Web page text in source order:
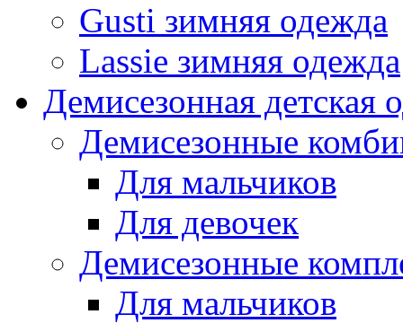
Gusti зимняя одежда
Lassie зимняя одежда
Демисезонная детская
Демисезонные
Для мальчиков
Для девочек
Демисезонные
Для мальчиков